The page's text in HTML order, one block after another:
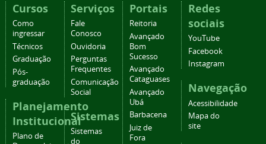
Cursos
Como
ingressar
Técnicos
Graduação
Pós-
graduação
Planejamento
Institucional
Plano de
Serviços
Fale
Conosco
Ouvidoria
Perguntas
Frequentes
Comunicação
Social
Sistemas
Sistemas
do
Portais
Reitoria
Avançado
Bom
Sucesso
Avançado
Cataguases
Avançado
Ubá
Barbacena
Juiz de
Fora
Redes
sociais
YouTube
Facebook
Instagram
Navegação
Acessibilidade
Mapa do
site